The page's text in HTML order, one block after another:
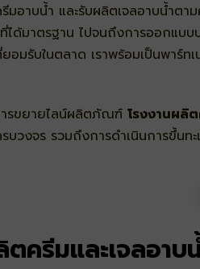
มอาบน้ำ และรับผลิตเจลอาบน้ำตา
มาตรฐาน ไปจนถึงการออกแบบ
อมรับในตลาด เราพร้อมเป็นพาร์
ารขยายไลน์ผลิตภัณฑ์ โรงงานผลิ
วงจร รวมถึงการดำเนินการขึ้น
ตครีมและเจลอา